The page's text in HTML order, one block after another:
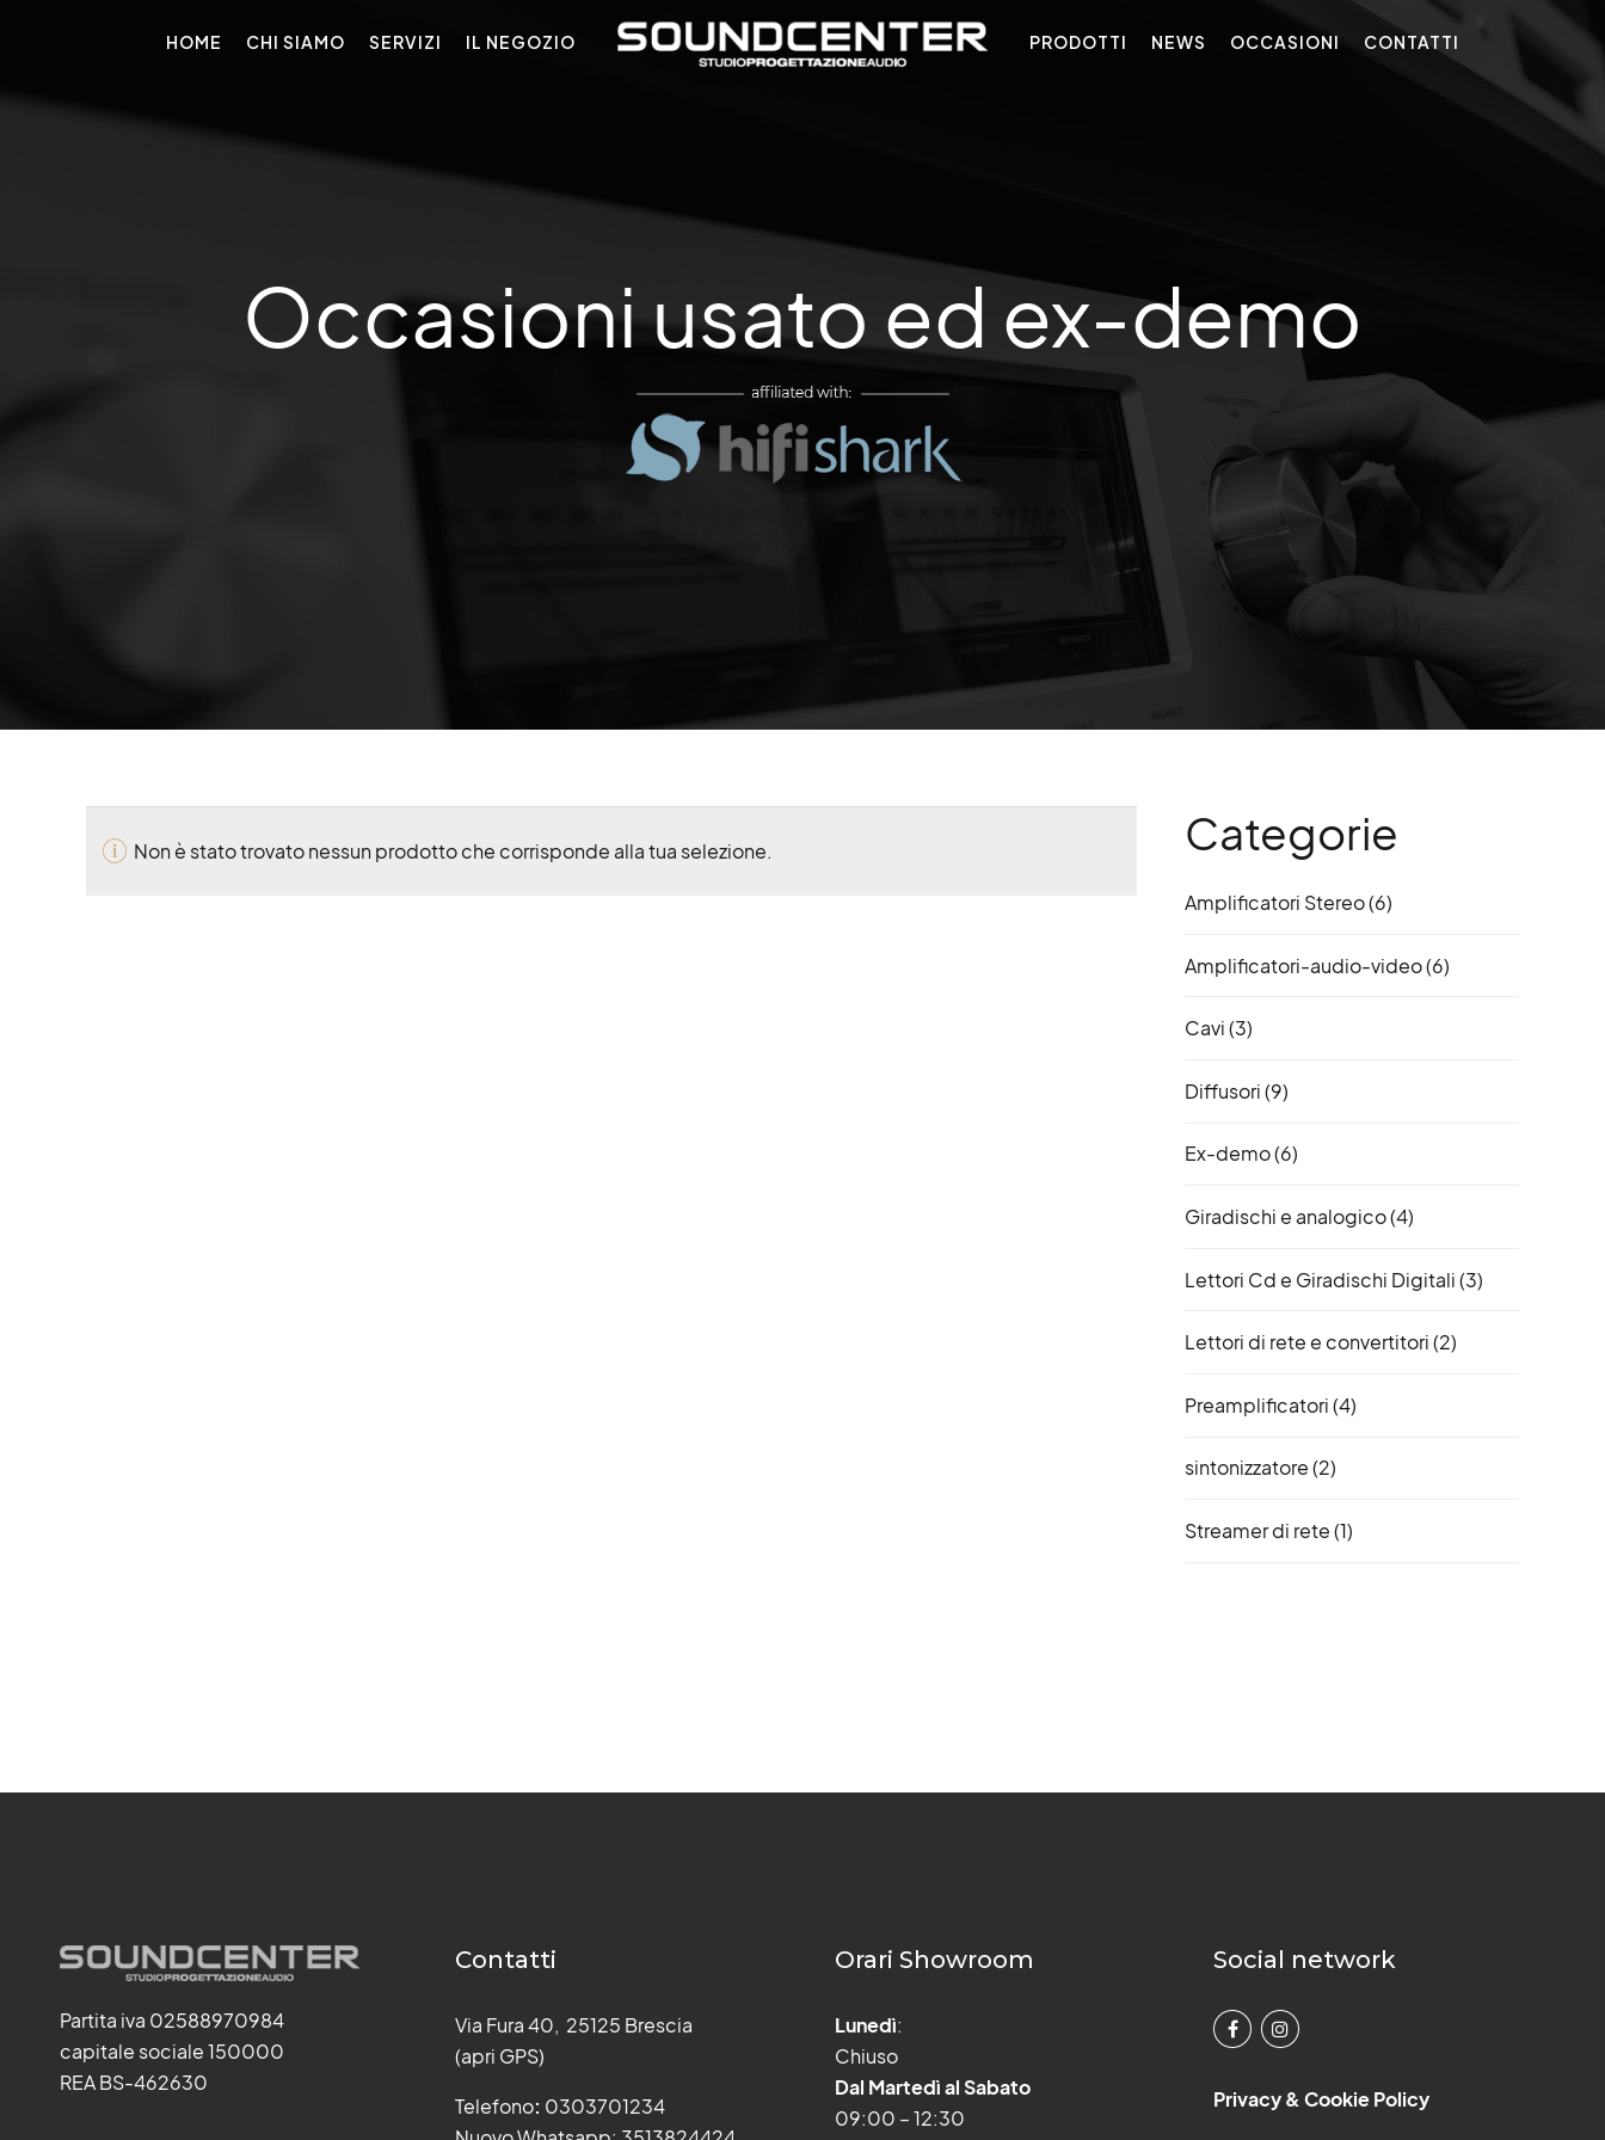
HOME CHI SIAMO SERVIZI IL NEGOZIO PRODOTTI NEWS OCCASIONI CONTATTI
Occasioni usato ed ex-demo
Non è stato trovato nessun prodotto che corrisponde alla tua selezione. Categorie
Amplificatori Stereo(6)
Amplificatori-audio-video(6)
Cavi(3)
Diffusori(9)
Ex-demo(6)
Giradischi e analogico(4)
Lettori Cd e Giradischi Digitali(3)
Lettori di rete e convertitori(2)
Preamplificatori(4)
sintonizzatore(2)
Streamer di rete(1)
Partita iva 02588970984
capitale sociale 150000
REA BS-462630
Contatti
Via Fura 40, 25125 Brescia
(apri GPS)
Telefono: 0303701234
Orari Showroom
Lunedì:
Chiuso
Dal Martedì al Sabato
09:00 – 12:30
Social network
Privacy & Cookie Policy